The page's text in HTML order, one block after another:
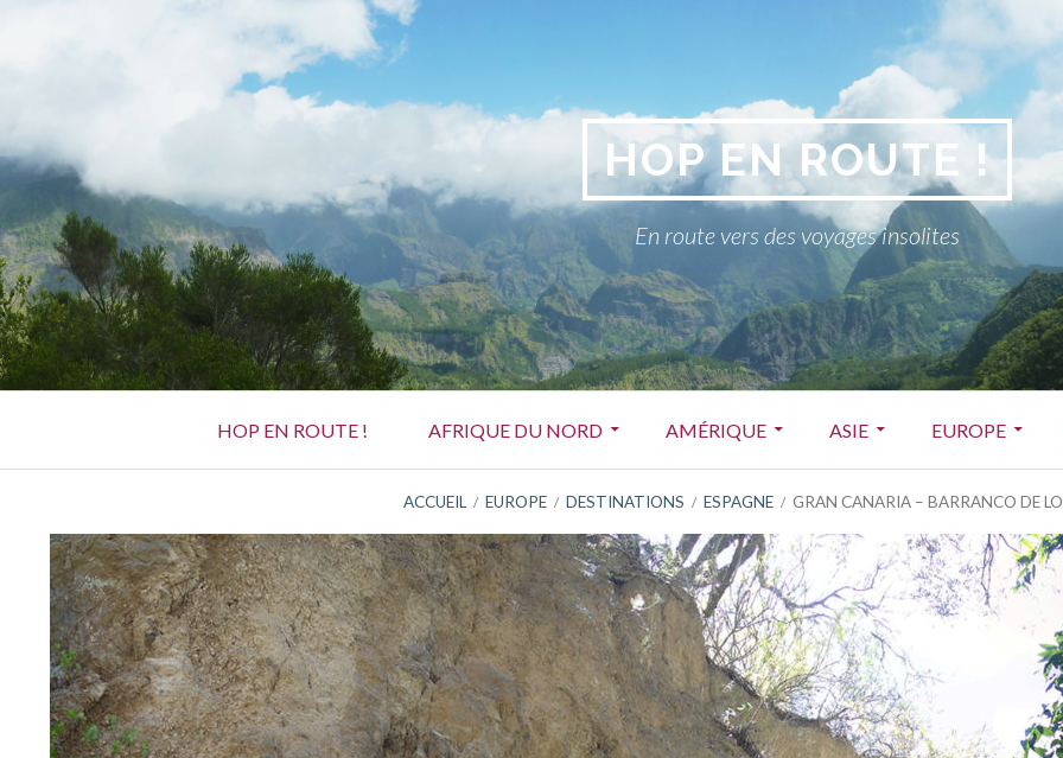
HOP EN ROUTE !
En route vers des voyages insolites
principal
HOP EN ROUTE ! AFRIQUE DU NORD AMÉRIQUE ASIE EUROPE
D'ARIANE
ACCUEIL EUROPE DESTINATIONS ESPAGNE GRAN CANARIA – BARRANCO DE